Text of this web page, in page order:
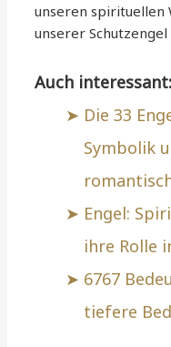
unseren spirituellen
unserer
Auch interessant:
Die 33
Symbolik
Engel:
ihre Rolle
6767
tiefere